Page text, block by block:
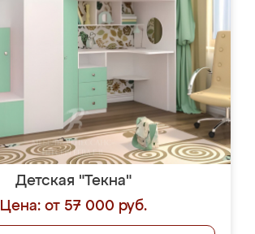
Детская "Текна"
Цена: от 57 000 руб.